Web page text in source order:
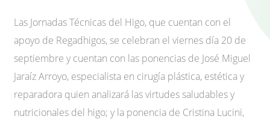
Las Jornadas Técnicas del Higo, que cuentan con el
apoyo de Regadhigos, se celebran el viernes día 20 de
septiembre y cuentan con las ponencias de José Miguel
Jaraíz Arroyo, especialista en cirugía plástica, estética y
reparadora quien analizará las virtudes saludables y
nutricionales del higo; y la ponencia de Cristina Lucini,